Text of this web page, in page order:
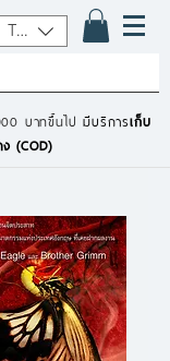
THB (฿)
บาทขึ้นไปมีบริการเก็บ
(COD)